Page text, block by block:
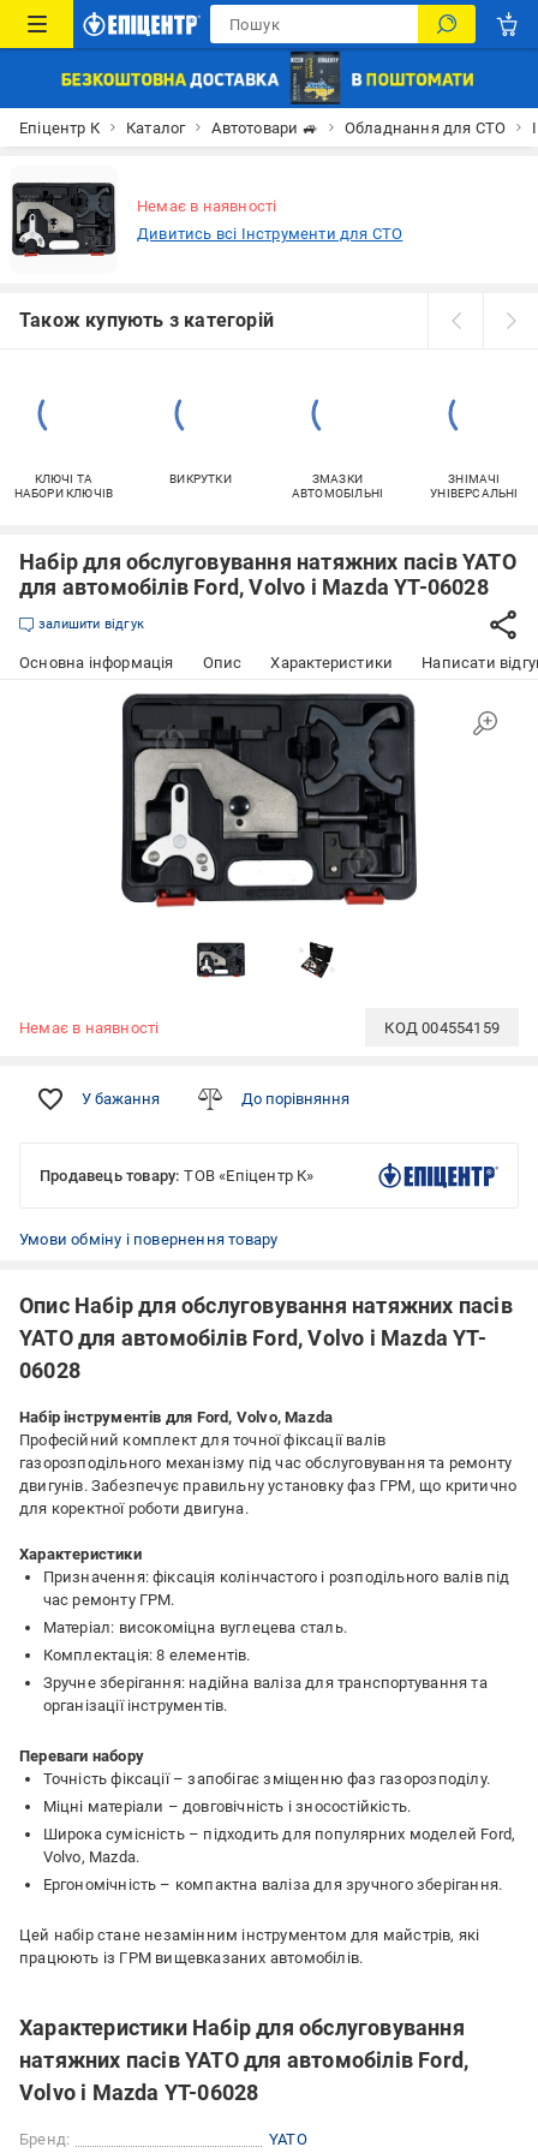
Епіцентр К Каталог Автотовари 🚙 Обладнання для СТО
Немає в наявності
Дивитись всі Інструменти для СТО
Також купують з категорій
КЛЮЧІ ТА
НАБОРИ КЛЮЧІВ
ВИКРУТКИ
ЗМАЗКИ
АВТОМОБІЛЬНІ
ЗНІМАЧІ
УНІВЕРСАЛЬНІ
Набір для обслуговування натяжних пасів YATO
для автомобілів Ford, Volvo і Mazda YT-06028
залишити відгук
Основна інформація Опис Характеристики Написати
Немає в наявності КОД004554159
У бажання До порівняння
Продавець товару: ТОВ «Епіцентр К»
Умови обміну і повернення товару
Опис Набір для обслуговування натяжних пасів
YATO для автомобілів Ford, Volvo і Mazda YT-
06028
Набір інструментів для Ford, Volvo, Mazda
Професійний комплект для точної фіксації валів
газорозподільного механізму під час обслуговування та ремонту
двигунів. Забезпечує правильну установку фаз ГРМ, що критично
для коректної роботи двигуна.
Характеристики
Призначення: фіксація колінчастого і розподільного валів під
час ремонту ГРМ.
Матеріал: високоміцна вуглецева сталь.
Комплектація: 8 елементів.
Зручне зберігання: надійна валіза для транспортування та
організації інструментів.
Переваги набору
Точність фіксації – запобігає зміщенню фаз газорозподілу.
Міцні матеріали – довговічність і зносостійкість.
Широка сумісність – підходить для популярних моделей Ford,
Volvo, Mazda.
Ергономічність – компактна валіза для зручного зберігання.
Цей набір стане незамінним інструментом для майстрів, які
працюють із ГРМ вищевказаних автомобілів.
Характеристики Набір для обслуговування
натяжних пасів YATO для автомобілів Ford,
Volvo і Mazda YT-06028
Бренд: YATO